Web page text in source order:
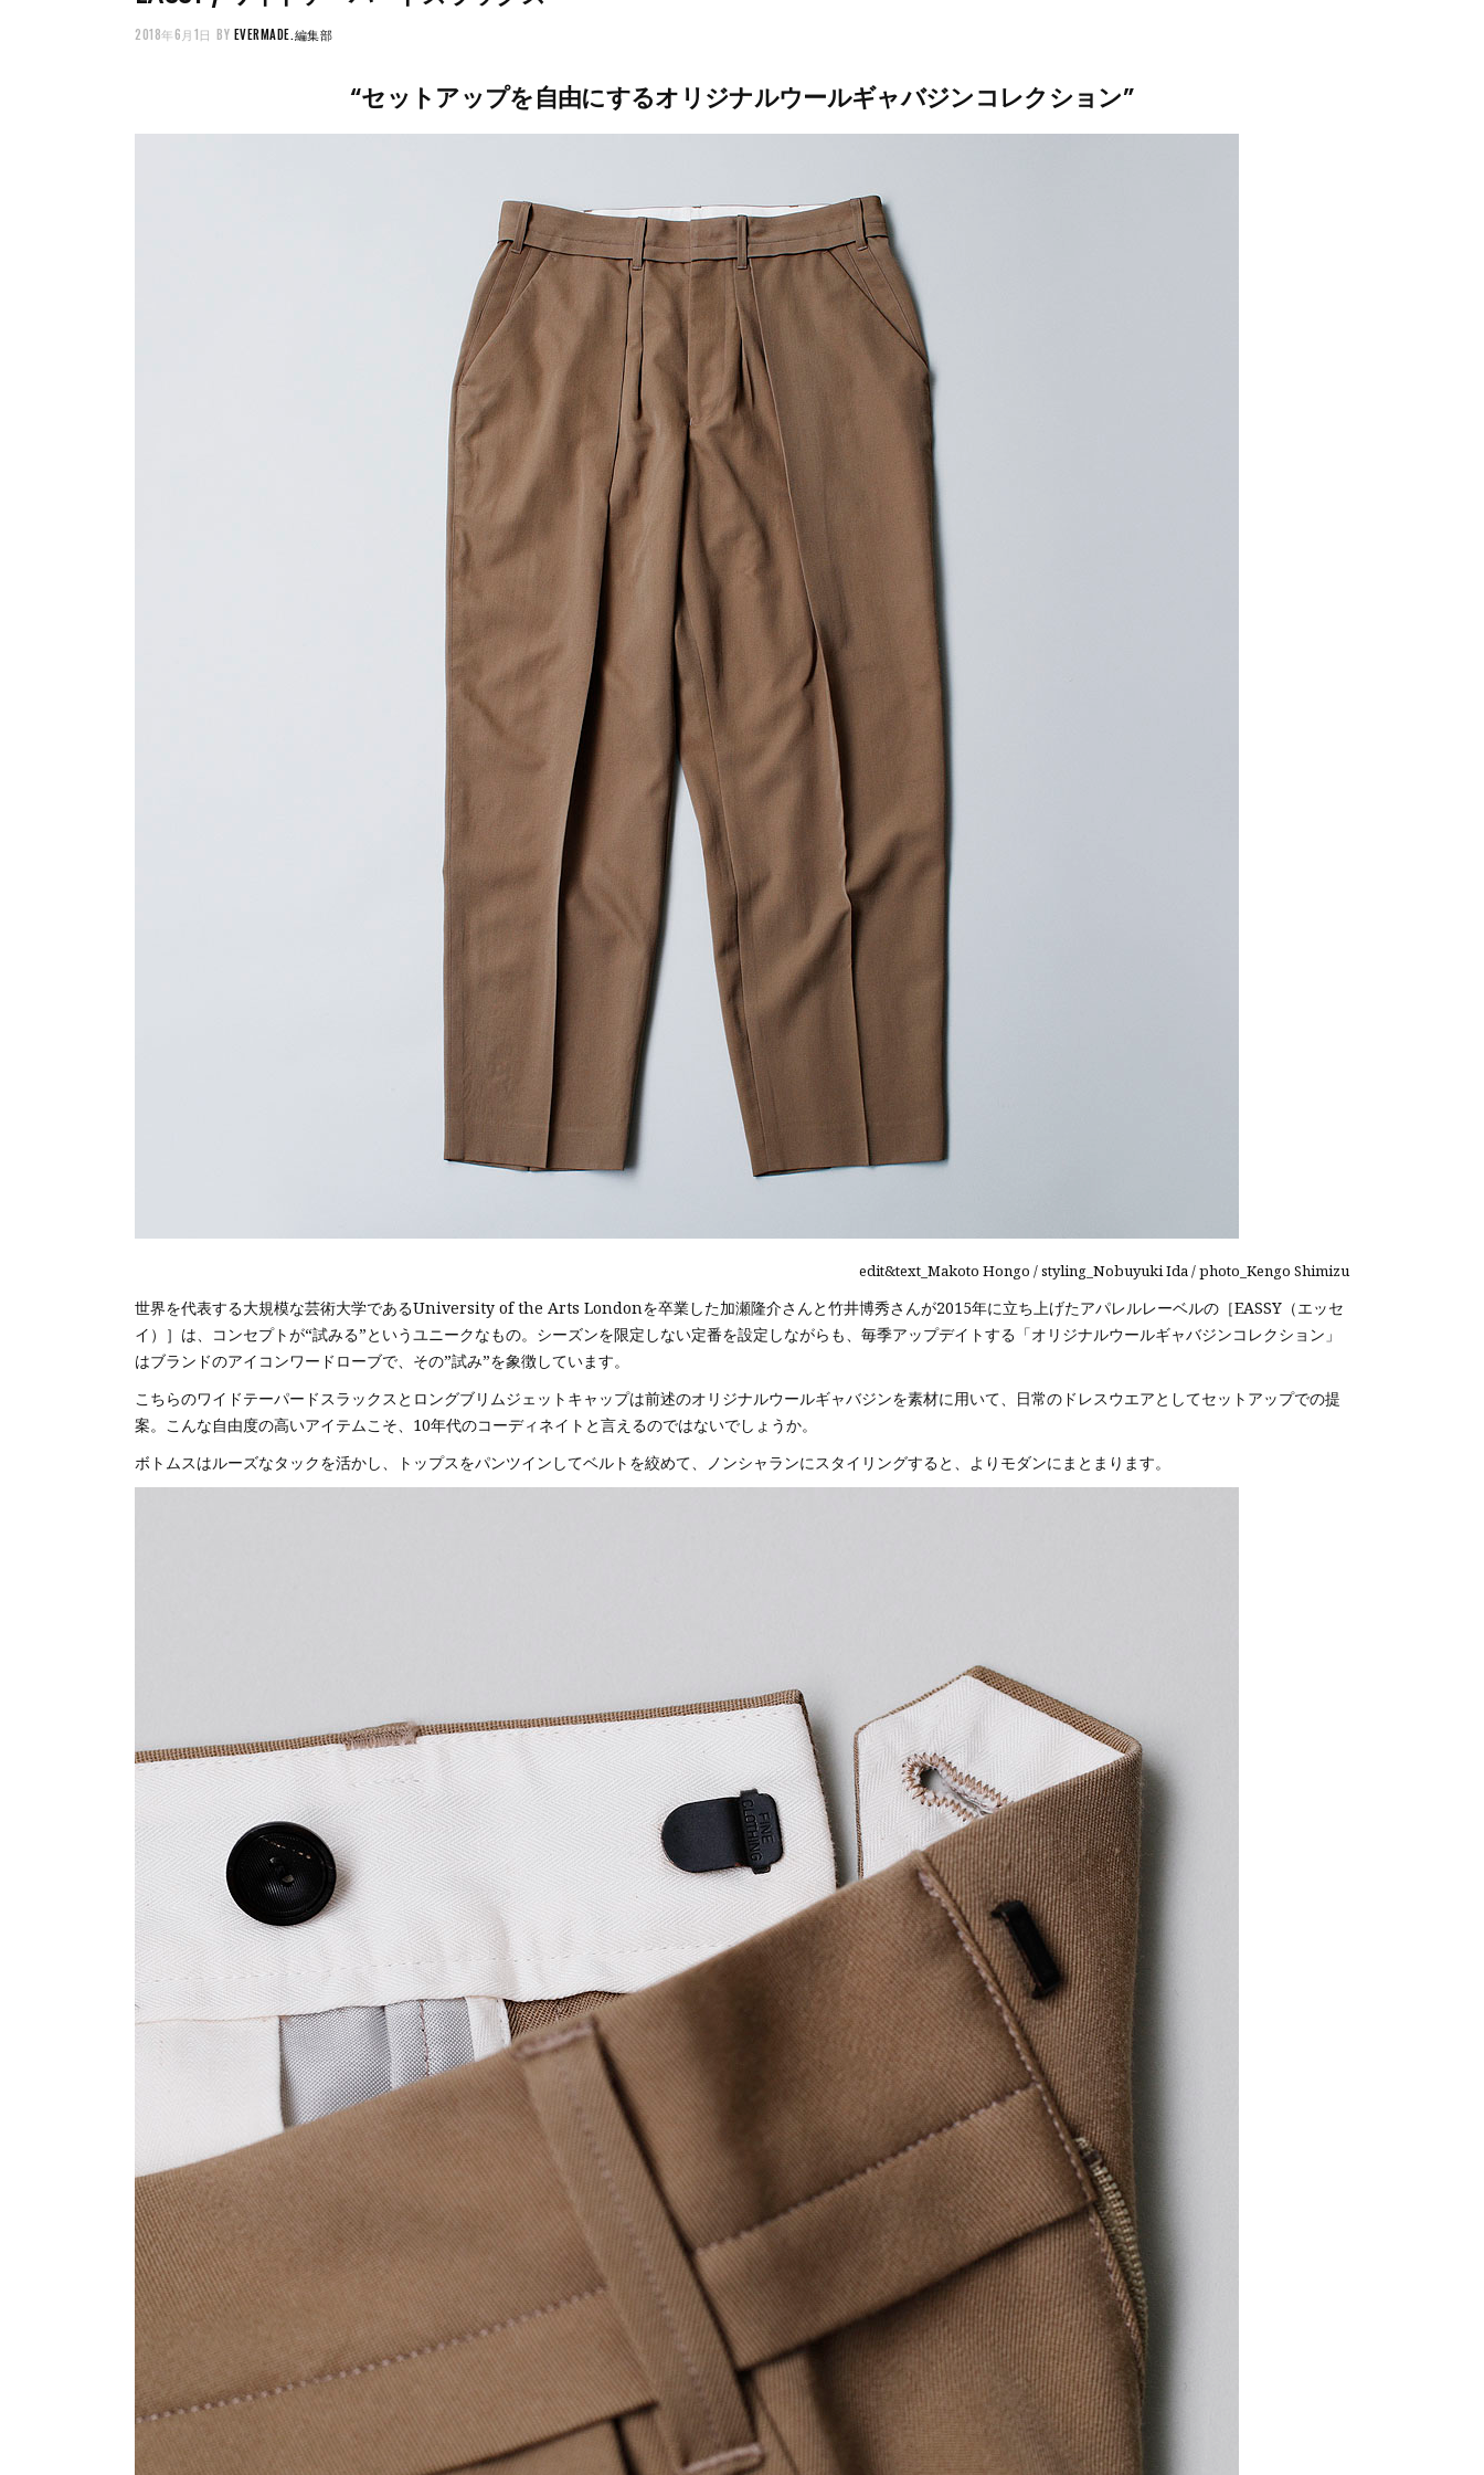
2018年6月1日 BY EVERMADE.編集部
“セットアップを自由にするオリジナルウールギャバジンコレクション”
edit&text_Makoto Hongo / styling_Nobuyuki Ida / photo_Kengo Shimizu
世界を代表する大規模な芸術大学であるUniversity of the Arts Londonを卒業した加瀬隆介さんと竹井博秀さんが2015年に立ち上げたアパレルレーベルの［EASSY（エッセ
イ）］は、コンセプトが“試みる”というユニークなもの。シーズンを限定しない定番を設定しながらも、毎季アップデイトする「オリジナルウールギャバジンコレクション」
はブランドのアイコンワードローブで、その”試み”を象徴しています。
こちらのワイドテーパードスラックスとロングブリムジェットキャップは前述のオリジナルウールギャバジンを素材に用いて、日常のドレスウエアとしてセットアップでの提
案。こんな自由度の高いアイテムこそ、10年代のコーディネイトと言えるのではないでしょうか。
ボトムスはルーズなタックを活かし、トップスをパンツインしてベルトを絞めて、ノンシャランにスタイリングすると、よりモダンにまとまります。